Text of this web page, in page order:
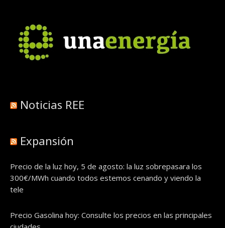
Noticias REE
Expansión
Precio de la luz hoy, 5 de agosto: la luz sobrepasara los
300€/MWh cuando todos estemos cenando y viendo la
tele
Precio Gasolina hoy: Consulte los precios en las principales